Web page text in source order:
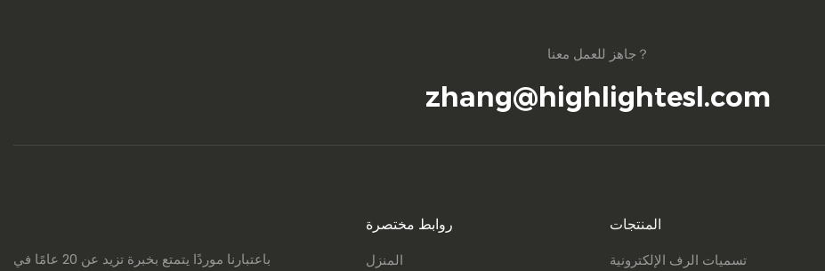
جاهز للعمل معنا？
zhang@highlightesl.com
باعتبارنا موردًا يتمتع بخبرة تزيد عن 20 عامًا في
روابط مختصرة
المنزل
المنتجات
تسميات الرف الإلكترونية